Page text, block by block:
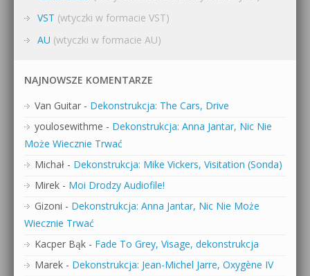
VST (wtyczki w formacie VST)
AU (wtyczki w formacie AU)
NAJNOWSZE KOMENTARZE
Van Guitar - Dekonstrukcja: The Cars, Drive
youlosewithme - Dekonstrukcja: Anna Jantar, Nic Nie
Może Wiecznie Trwać
Michał - Dekonstrukcja: Mike Vickers, Visitation (Sonda)
Mirek - Moi Drodzy Audiofile!
Gizoni - Dekonstrukcja: Anna Jantar, Nic Nie Może
Wiecznie Trwać
Kacper Bąk - Fade To Grey, Visage, dekonstrukcja
Marek - Dekonstrukcja: Jean-Michel Jarre, Oxygène IV